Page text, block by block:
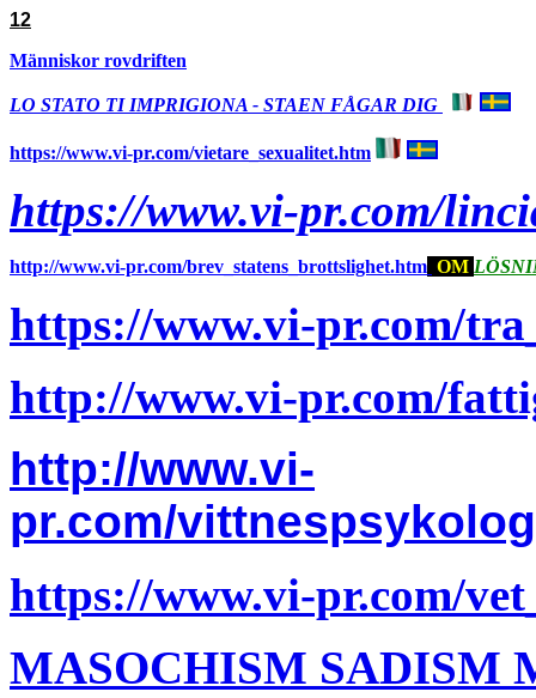
12
Människor rovdriften
LO STATO TI IMPRIGIONA - STAEN FÅGAR DIG
https://www.vi-pr.com/vietare_sexualitet.htm
https://www.vi-pr.com/
http://www.vi-pr.com/brev_statens_brottslighet.htm OM
https://www.vi-pr.com/
http://www.vi-pr.com/
http://www.vi-
pr.com/
https://www.vi-pr.com/
MASOCHISM SADISM